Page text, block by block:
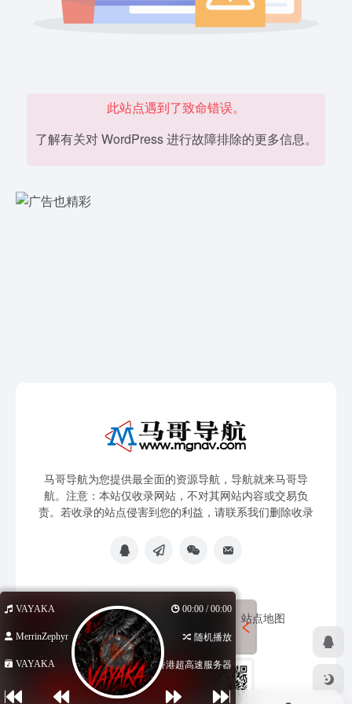
此站点遇到了致命错误。
了解有关对 WordPress 进行故障排除的更多信息。
马哥导航为您提供最全面的资源导航，导航就来马哥导
航。注意：本站仅收录网站，不对其网站内容或交易负
责。若收录的站点侵害到您的利益，请联系我们删除收录
免责声明 友链申请 站点地图
VAYAKA 00:00 / 00:00
MerrinZephyr 随机播放
VAYAKA 香港超高速服务器